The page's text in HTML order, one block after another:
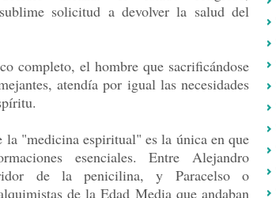
solicitud a devolver la salud del
completo, el hombre que sacrificándose
atendía por igual las necesidades
la "medicina espiritual" es la única en que
esenciales. Entre Alejandro
de la penicilina, y Paracelso o
de la Edad Media que andaban